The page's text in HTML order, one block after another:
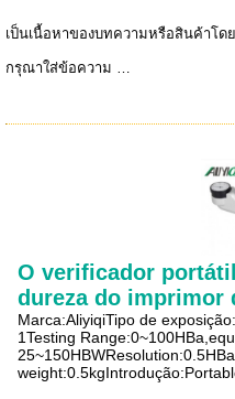
เป็นเนื้อหาของบทความหรือสินค้าโด
กรุณาใส่ข้อความ …
O verificador
dureza do imprimor
Marca:AliyiqiTipo de
1Testing